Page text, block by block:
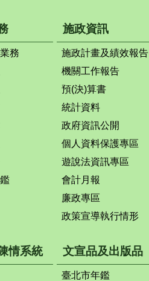
務
施政資訊
施政計畫及績效報告
機關工作報告
預(決)算書
統計資料
政府資訊公開
個人資料保護專區
遊說法資訊專區
會計月報
廉政專區
政策宣導執行情形
情系統 文宣品及出版品
臺北市年鑑